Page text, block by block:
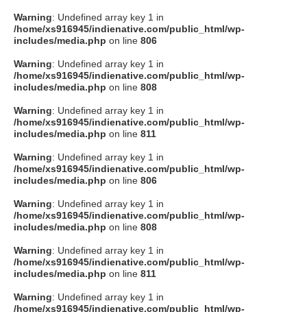
ション
ト
クト
SOCIAL
Facebook
instagram
Tumblr
Warning: Undefined array key 1 in
/home/xs916945/indienative.com/public_html/wp-
includes/media.php on line 806
Warning: Undefined array key 1 in
/home/xs916945/indienative.com/public_html/wp-
includes/media.php on line 808
Warning: Undefined array key 1 in
/home/xs916945/indienative.com/public_html/wp-
includes/media.php on line 811
Warning: Undefined array key 1 in
/home/xs916945/indienative.com/public_html/wp-
includes/media.php on line 806
Warning: Undefined array key 1 in
/home/xs916945/indienative.com/public_html/wp-
includes/media.php on line 808
Warning: Undefined array key 1 in
/home/xs916945/indienative.com/public_html/wp-
includes/media.php on line 811
Warning: Undefined array key 1 in
/home/xs916945/indienative.com/public_html/wp-